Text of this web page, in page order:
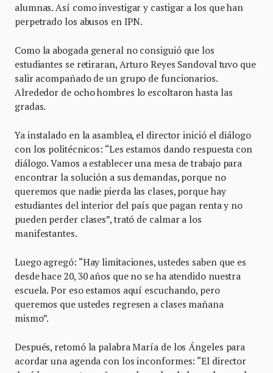
alumnas. Así como investigar y castigar a los que han
perpetrado los abusos en IPN.
Como la abogada general no consiguió que los
estudiantes se retiraran, Arturo Reyes Sandoval tuvo que
salir acompañado de un grupo de funcionarios.
Alrededor de ocho hombres lo escoltaron hasta las
gradas.
Ya instalado en la asamblea, el director inició el diálogo
con los politécnicos: “Les estamos dando respuesta con
diálogo. Vamos a establecer una mesa de trabajo para
encontrar la solución a sus demandas, porque no
queremos que nadie pierda las clases, porque hay
estudiantes del interior del país que pagan renta y no
pueden perder clases”, trató de calmar a los
manifestantes.
Luego agregó: “Hay limitaciones, ustedes saben que es
desde hace 20, 30 años que no se ha atendido nuestra
escuela. Por eso estamos aquí escuchando, pero
queremos que ustedes regresen a clases mañana
mismo”.
Después, retomó la palabra María de los Ángeles para
acordar una agenda con los inconformes: “El director